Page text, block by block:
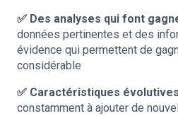
✅ Des analyses qui font
données pertinentes et des
évidence qui permettent de
considérable
✅ Caractéristiques évolutives
constamment à ajouter de